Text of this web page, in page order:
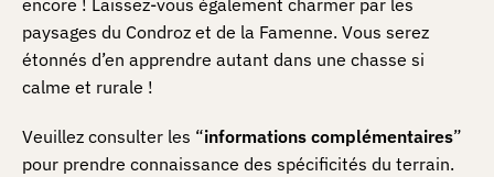
encore ! Laissez-vous également charmer par les
paysages du Condroz et de la Famenne. Vous serez
étonnés d’en apprendre autant dans une chasse si
calme et rurale !
Veuillez consulter les “informations complémentaires”
pour prendre connaissance des spécificités du terrain.